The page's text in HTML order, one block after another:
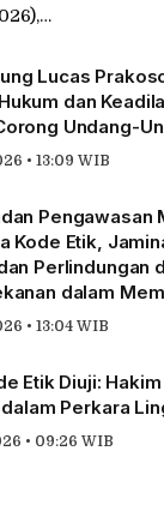
Lucas
dan
Undang-
• 13:09 WIB
Pengawasan
Kode Etik,
Perlindungan
dalam
• 13:04 WIB
Etik Diuji:
Perkara
• 09:26 WIB